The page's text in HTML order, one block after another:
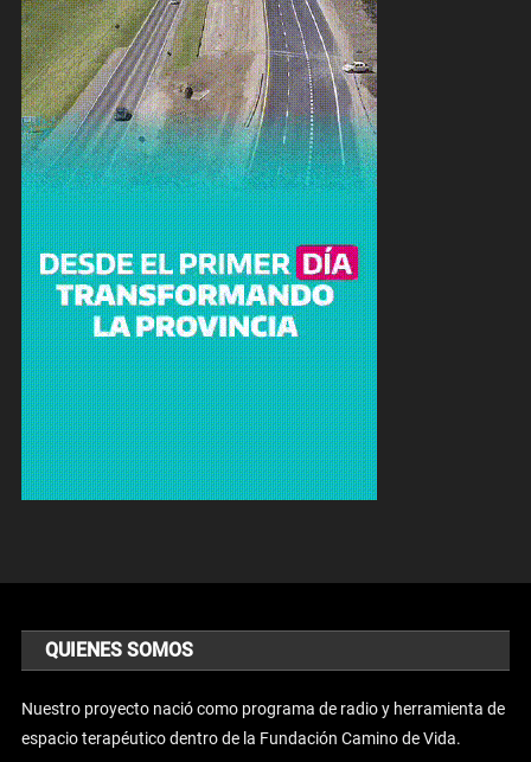
QUIENES SOMOS
Nuestro proyecto nació como programa de radio y herramienta de
espacio terapéutico dentro de la Fundación Camino de Vida.